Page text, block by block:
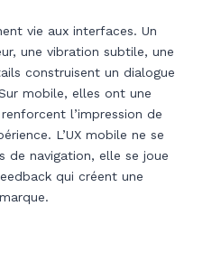
vie aux interfaces. Un
une vibration subtile, une
construisent un dialogue
mobile, elles ont une
l’impression de
L’UX mobile ne se
de navigation, elle se joue
qui créent une